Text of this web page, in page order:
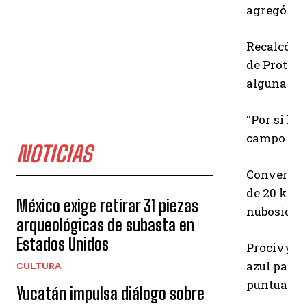
NOTICIAS
México exige retirar 31 piezas
arqueológicas de subasta en
Estados Unidos
CULTURA
Yucatán impulsa diálogo sobre
de
“Por
de 20
azul